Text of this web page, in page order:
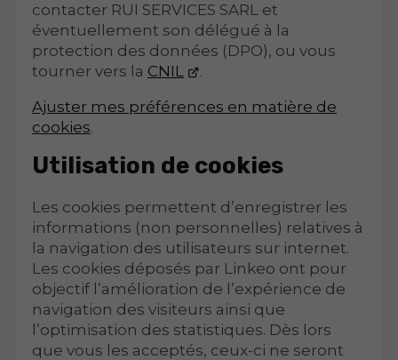
contacter RUI SERVICES SARL et
éventuellement son délégué à la
protection des données (DPO), ou vous
tourner vers la CNIL
.
Ajuster mes préférences en matière de
cookies.
Utilisation de cookies
Les cookies permettent d’enregistrer les
informations (non personnelles) relatives à
la navigation des utilisateurs sur internet.
Les cookies déposés par Linkeo ont pour
objectif l’amélioration de l’expérience de
navigation des visiteurs ainsi que
l’optimisation des statistiques. Dès lors
que vous les acceptés, ceux-ci ne seront